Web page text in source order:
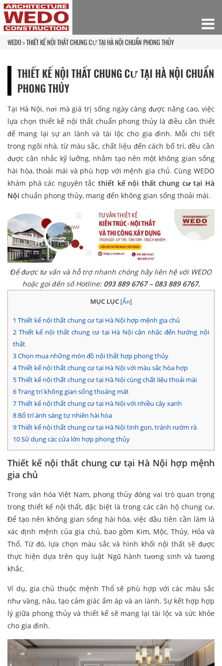
WEDO THIẾT KẾ NỘI THẤT CHUNG CƯ TẠI HÀ NỘI CHUẨN PHONG THỦY
THIẾT KẾ NỘI THẤT CHUNG CƯ TẠI HÀ NỘI CHUẨN
PHONG THỦY
Tại Hà Nội, nơi mà giá trị sống ngày càng được nâng cao, việc
lựa chọn thiết kế nội thất chuẩn phong thủy là điều cần thiết
để mang lại sự an lành và tài lộc cho gia đình. Mỗi chi tiết
trong ngôi nhà, từ màu sắc, chất liệu đến cách bố trí, đều cần
được cân nhắc kỹ lưỡng, nhằm tạo nên một không gian sống
hài hòa, thoải mái và phù hợp với mệnh gia chủ. Cùng WEDO
khám phá các nguyên tắc thiết kế nội thất chung cư tại Hà
Nội chuẩn phong thủy, mang đến không gian sống thoải mái.
Để được tư vấn và hỗ trợ nhanh chóng hãy liên hệ với WEDO
hoặc gọi đến số Hotline: 093 889 6767 – 083 889 6767.
MỤC LỤC [Ẩn]
1 Thiết kế nội thất chung cư tại Hà Nội hợp mệnh gia chủ
2 Thiết kế nội thất chung cư tại Hà Nội cân nhắc đến hướng nội
thất
3Chọn mua những món đồ nội thất hợp phong thủy
4Thiết kế nội thất chung cư tại Hà Nội với màu sắc hòa hợp
5Thiết kế nội thất chung cư tại Hà Nội cùng chất liệu thoải mái
6Trang trí không gian sống thoáng mát
7Thiết kế nội thất chung cư tại Hà Nội với nhiều cây xanh
8 Bố trí ánh sáng tự nhiên hài hòa
9Thiết kế nội thất chung cư tại Hà Nội tinh gọn, tránh rườm rà
10Sử dụng các cửa lớn hợp phong thủy
Thiết kế nội thất chung cư tại Hà Nội hợp mệnh
gia chủ
Trong văn hóa Việt Nam, phong thủy đóng vai trò quan trọng
trong thiết kế nội thất, đặc biệt là trong các căn hộ chung cư.
Để tạo nên không gian sống hài hòa, việc đầu tiên cần làm là
xác định mệnh của gia chủ, bao gồm Kim, Mộc, Thủy, Hỏa và
Thổ. Từ đó, lựa chọn màu sắc và hình khối nội thất sẽ được
thực hiện dựa trên quy luật Ngũ hành tương sinh và tương
khắc.
Ví dụ, gia chủ thuộc mệnh Thổ sẽ phù hợp với các màu sắc
như vàng, nâu, tạo cảm giác ấm áp và an lành. Sự kết hợp hợp
lý giữa phong thủy và thiết kế sẽ mang lại tài lộc và sức khỏe
cho gia đình.